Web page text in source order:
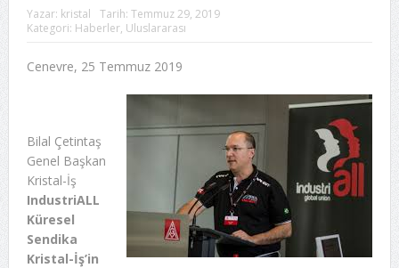
Yazar: kristal Tarih: Temmuz 29, 2019
Kategori: Haberler, Uluslararası
Cenevre, 25 Temmuz 2019
Bilal Çetintaş
Genel Başkan
Kristal-İş
IndustriALL
Küresel
Sendika
Kristal-İş’in